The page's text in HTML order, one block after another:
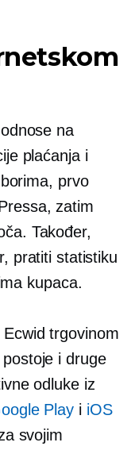
na
plaćanja i
prvo
zatim
Također,
pratiti statistiku
kupaca.
trgovinom
i druge
odluke iz
Play i iOS
svojim